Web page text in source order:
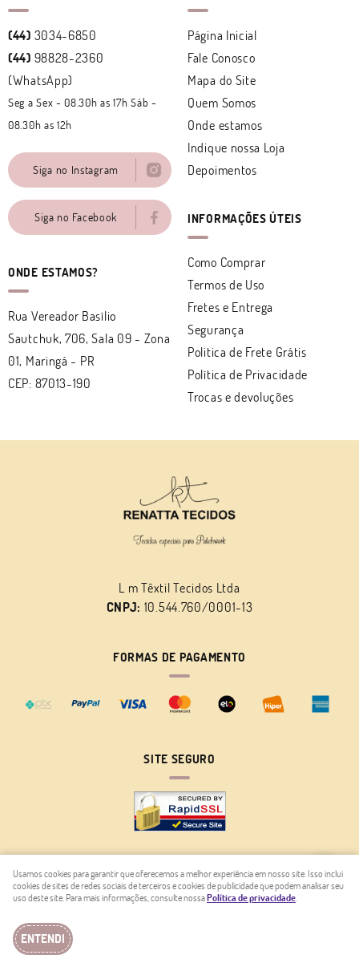
(44) 3034-6850
(44) 98828-2360
(WhatsApp)
Seg a Sex - 08.30h as 17h Sáb -
08.30h as 12h
Siga no Instagram
Siga no Facebook
ONDE ESTAMOS?
Rua Vereador Basílio
Sautchuk, 706, Sala 09 - Zona
01, Maringá - PR
CEP: 87013-190
Página Inicial
Fale Conosco
Mapa do Site
Quem Somos
Onde estamos
Indique nossa Loja
Depoimentos
INFORMAÇÕES ÚTEIS
Como Comprar
Termos de Uso
Fretes e Entrega
Segurança
Politica de Frete Grátis
Política de Privacidade
Trocas e devoluções
L m Têxtil Tecidos Ltda
CNPJ: 10.544.760/0001-13
FORMAS DE PAGAMENTO
SITE SEGURO
LOJA VIRTUAL CRIADA POR
Usamos cookies para garantir que oferecemos a melhor experiência em nosso site. Isso inclui
cookies de sites de redes sociais de terceiros e cookies de publicidade que podem analisar seu
uso deste site. Para mais informações, consulte nossaPolítica de privacidade.
ENTENDI